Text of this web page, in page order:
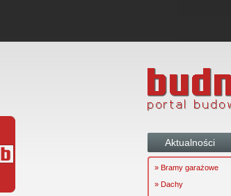
Aktualności
» Bramy garażowe
» Dachy